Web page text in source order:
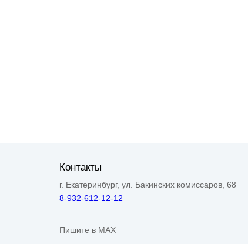
Контакты
г. Екатеринбург, ул. Бакинских комиссаров, 68
8-932-612-12-12
Пишите в MAX